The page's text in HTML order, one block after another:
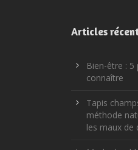
Articles
Bien-être : 5
connaître
Tapis
méthode
les maux de